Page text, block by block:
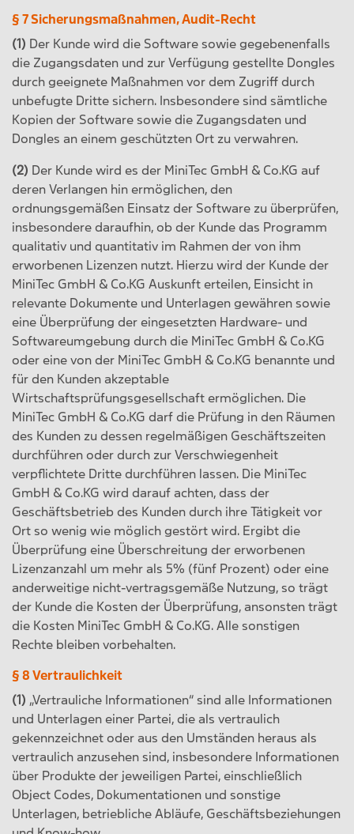
§ 7 Sicherungsmaßnahmen, Audit-Recht
(1) Der Kunde wird die Software sowie gegebenenfalls
die Zugangsdaten und zur Verfügung gestellte Dongles
durch geeignete Maßnahmen vor dem Zugriff durch
unbefugte Dritte sichern. Insbesondere sind sämtliche
Kopien der Software sowie die Zugangsdaten und
Dongles an einem geschützten Ort zu verwahren.
(2) Der Kunde wird es der MiniTec GmbH & Co.KG auf
deren Verlangen hin ermöglichen, den
ordnungsgemäßen Einsatz der Software zu überprüfen,
insbesondere daraufhin, ob der Kunde das Programm
qualitativ und quantitativ im Rahmen der von ihm
erworbenen Lizenzen nutzt. Hierzu wird der Kunde der
MiniTec GmbH & Co.KG Auskunft erteilen, Einsicht in
relevante Dokumente und Unterlagen gewähren sowie
eine Überprüfung der eingesetzten Hardware- und
Softwareumgebung durch die MiniTec GmbH & Co.KG
oder eine von der MiniTec GmbH & Co.KG benannte und
für den Kunden akzeptable
Wirtschaftsprüfungsgesellschaft ermöglichen. Die
MiniTec GmbH & Co.KG darf die Prüfung in den Räumen
des Kunden zu dessen regelmäßigen Geschäftszeiten
durchführen oder durch zur Verschwiegenheit
verpflichtete Dritte durchführen lassen. Die MiniTec
GmbH & Co.KG wird darauf achten, dass der
Geschäftsbetrieb des Kunden durch ihre Tätigkeit vor
Ort so wenig wie möglich gestört wird. Ergibt die
Überprüfung eine Überschreitung der erworbenen
Lizenzanzahl um mehr als 5% (fünf Prozent) oder eine
anderweitige nicht-vertragsgemäße Nutzung, so trägt
der Kunde die Kosten der Überprüfung, ansonsten trägt
die Kosten MiniTec GmbH & Co.KG. Alle sonstigen
Rechte bleiben vorbehalten.
§ 8 Vertraulichkeit
(1) „Vertrauliche Informationen“ sind alle Informationen
und Unterlagen einer Partei, die als vertraulich
gekennzeichnet oder aus den Umständen heraus als
vertraulich anzusehen sind, insbesondere Informationen
über Produkte der jeweiligen Partei, einschließlich
Object Codes, Dokumentationen und sonstige
Unterlagen, betriebliche Abläufe, Geschäftsbeziehungen